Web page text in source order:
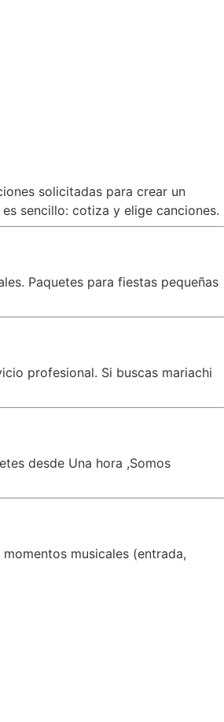
solicitadas para crear un
sencillo: cotiza y elige canciones.
Paquetes para fiestas pequeñas
profesional. Si buscas mariachi
desde Una hora ,Somos
musicales (entrada,